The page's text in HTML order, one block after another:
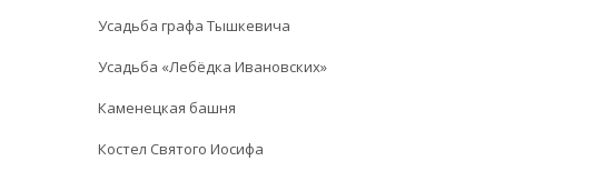
Усадьба графа Тышкевича
Усадьба «Лебёдка Ивановских»
Каменецкая башня
Костел Святого Иосифа